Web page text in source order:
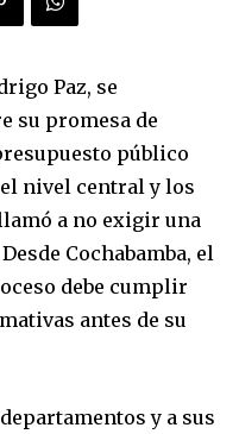
Paz, se
su promesa de
público
nivel central y los
a no exigir una
Cochabamba, el
debe cumplir
antes de su
y a sus